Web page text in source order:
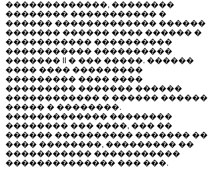
�������������, ��������
�������� ����������� �
������ ������������� ������
������� ������ ���� ������ �
����������� ����������
����������� ����������
������� II � ��� �����. ������
���� ���� ���������
��������� ���� ����
��������� ������� ������
������������ � ������ ������
����� � ��������.
������������� ��������
�������� ��� ����, ��� ��
������ ���������� ������� ��
���� ��������, ��������� ��
����������� �����������
�������������� ��� ���.